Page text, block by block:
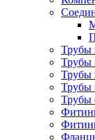
Трубы
Трубы
Трубы
Трубы
Трубы